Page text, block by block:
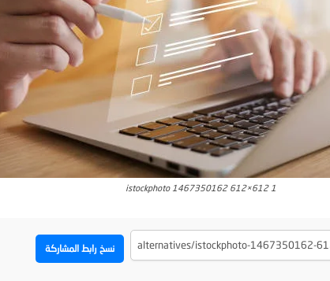
istockphoto 1467350162 612×612 1
نسخ رابط المشاركة